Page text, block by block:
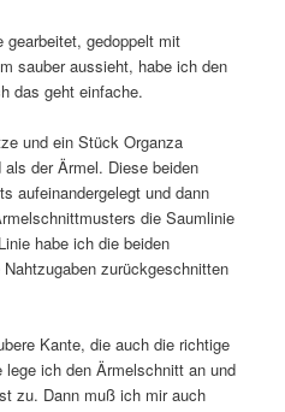
gearbeitet, gedoppelt mit
sauber aussieht, habe ich den
das geht einfache.
und ein Stück Organza
der Ärmel. Diese beiden
aufeinandergelegt und dann
die Saumlinie
habe ich die beiden
zurückgeschnitten
Kante, die auch die richtige
ich den Ärmelschnitt an und
zu. Dann muß ich mir auch